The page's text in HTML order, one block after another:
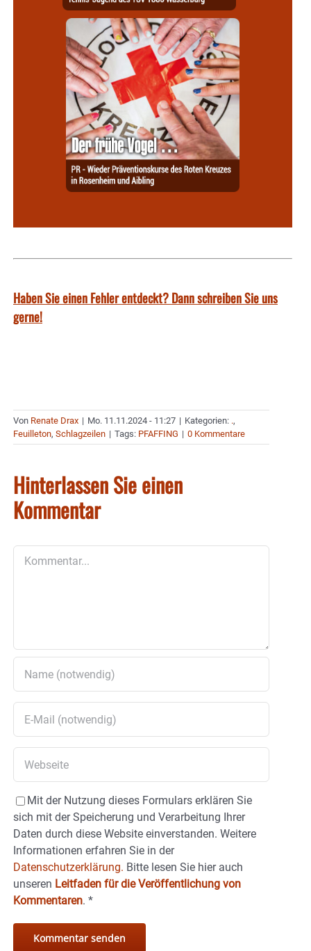
Haben Sie einen Fehler entdeckt? Dann schreiben Sie uns
gerne!
Von Renate Drax | Mo. 11.11.2024 - 11:27 | Kategorien: .,
Feuilleton, Schlagzeilen | Tags: PFAFFING | 0 Kommentare
Hinterlassen Sie einen
Kommentar
Mit der Nutzung dieses Formulars erklären Sie
sich mit der Speicherung und Verarbeitung Ihrer
Daten durch diese Website einverstanden. Weitere
Informationen erfahren Sie in der
Datenschutzerklärung. Bitte lesen Sie hier auch
unseren Leitfaden für die Veröffentlichung von
Kommentaren. *